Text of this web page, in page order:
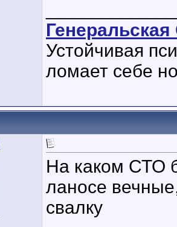
Устойчивая
ломает себе
На каком СТО
ланосе
свалку